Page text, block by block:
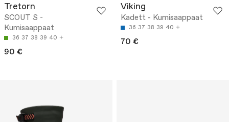
Tretorn
SCOUT S -
Kumisaappaat
36 37 38 39 40
90 €
Viking
Kadett - Kumisaappaat
36 37 38 39 40
70 €